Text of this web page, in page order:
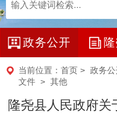
政务公开
当前位置： 首页 > 政务
文件> 其他
隆尧县人民政府关